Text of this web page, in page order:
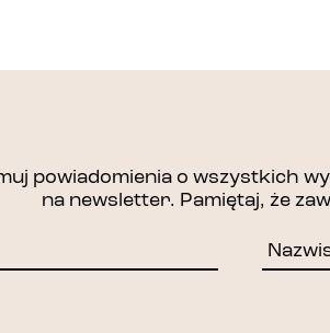
powiadomienia o wszystkich
na newsletter. Pamiętaj, że